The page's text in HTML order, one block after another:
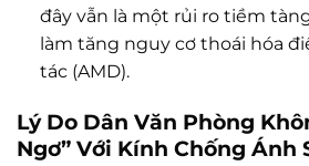
đây vẫn là một rủi ro tiềm
làm tăng nguy cơ thoái hóa
tác (AMD).
Lý Do Dân Văn Phòng
Ngơ” Với Kính Chống Ánh